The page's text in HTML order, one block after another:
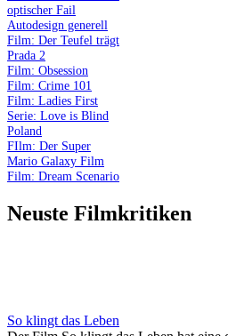
optischer Fail
Autodesign generell
Film: Der Teufel trägt
Prada 2
Film: Obsession
Film: Crime 101
Film: Ladies First
Serie: Love is Blind
Poland
FIlm: Der Super
Mario Galaxy Film
Film: Dream Scenario
Neuste Filmkritiken
So klingt das Leben